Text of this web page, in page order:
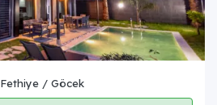
Fethiye / Göcek